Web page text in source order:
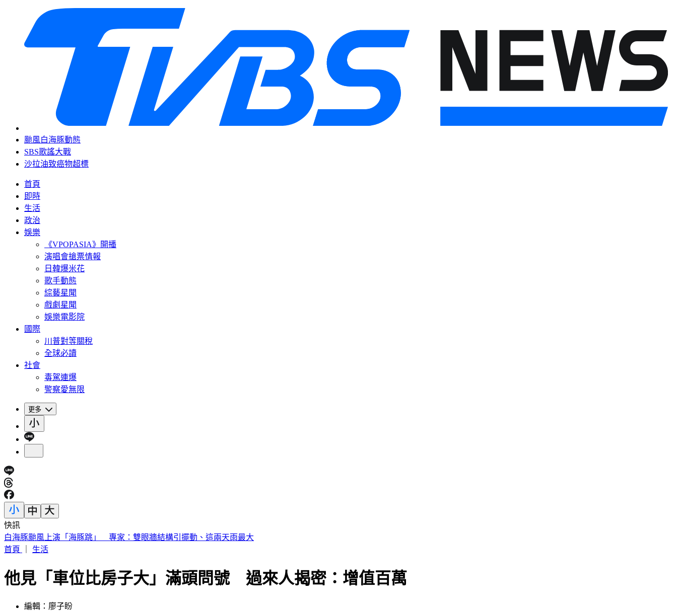
颱風白海豚動態
SBS歌謠大戰
沙拉油致癌物超標
首頁
即時
生活
政治
娛樂
《VPOPASIA》開播
演唱會搶票情報
日韓爆米花
歌手動態
綜藝星聞
戲劇星聞
娛樂電影院
國際
川普對等關稅
全球必讀
社會
毒駕連爆
警察愛無限
更多
快訊
《半澤直樹》男星及川光博驚喜宣布再婚！妻子懷孕升格當爸
首頁
生活
他見「車位比房子大」滿頭問號 過來人揭密：增值百萬
編輯：廖子盼